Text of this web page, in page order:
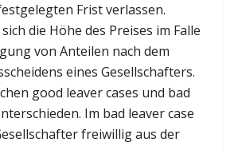
Frist verlassen.
die Höhe des Preises im Falle
von Anteilen nach dem
eines Gesellschafters.
good leaver cases und bad
Im bad leaver case
freiwillig aus der